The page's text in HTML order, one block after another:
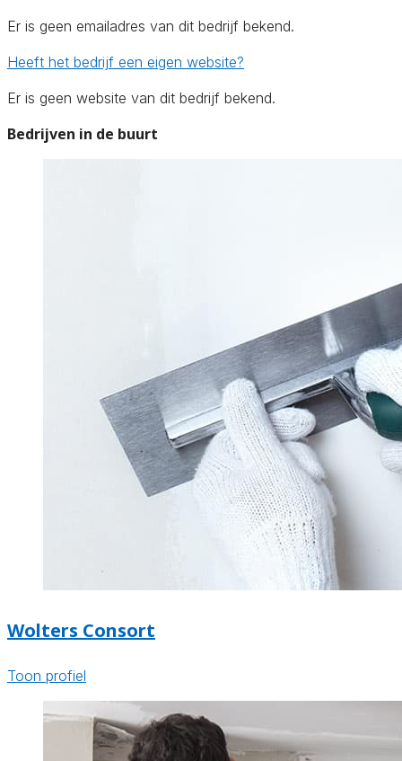
Er is geen emailadres van dit bedrijf bekend.
Heeft het bedrijf een eigen website?
Er is geen website van dit bedrijf bekend.
Bedrijven in de buurt
Wolters Consort
Toon profiel